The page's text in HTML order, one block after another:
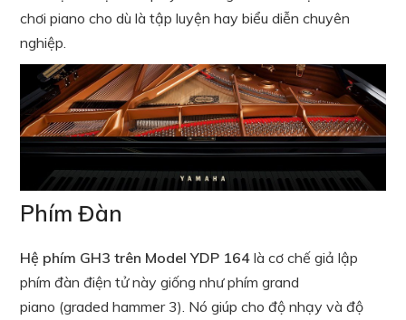
chơi piano cho dù là tập luyện hay biểu diễn chuyên
nghiệp.
Phím Đàn
Hệ phím GH3 trên Model YDP 164 là cơ chế giả lập
phím đàn điện tử này giống như phím grand
piano (graded hammer 3). Nó giúp cho độ nhạy và độ